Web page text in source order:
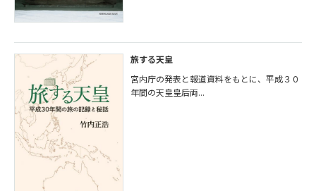
旅する天皇
宮内庁の発表と報道資料をもとに、平成３０
年間の天皇皇后両...